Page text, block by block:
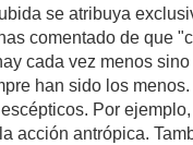
se atribuya
comentado de que
cada vez menos
han sido los
Por
acción antrópica.